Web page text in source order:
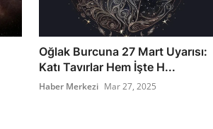
Oğlak Burcuna 27 Mart Uyarısı:
Katı Tavırlar Hem İşte H...
Haber Merkezi Mar 27, 2025